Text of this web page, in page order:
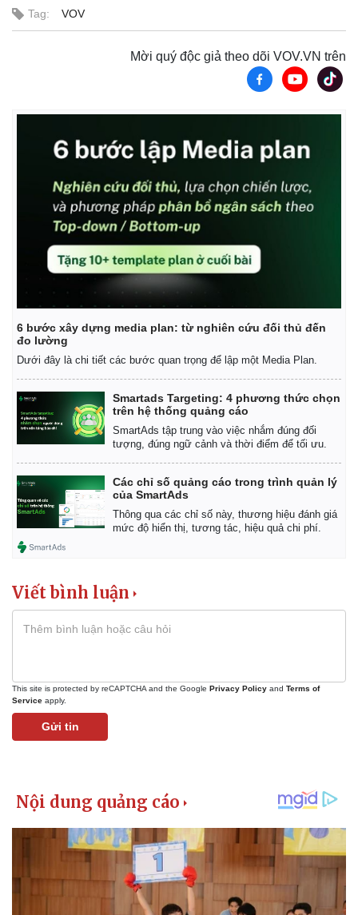
Thể thao
Bóng đá
Lịch thi đấu bóng đá
Ô tô - Xe máy
Tag: VOV
Mời quý độc giả theo dõi VOV.VN trên
6 bước xây dựng media plan: từ nghiên cứu đối thủ đến
đo lường
Dưới đây là chi tiết các bước quan trọng để lập một Media Plan.
Smartads Targeting: 4 phương thức chọn
trên hệ thống quảng cáo
SmartAds tập trung vào việc nhắm đúng đối
tượng, đúng ngữ cảnh và thời điểm để tối ưu.
Các chỉ số quảng cáo trong trình quản lý
của SmartAds
Thông qua các chỉ số này, thương hiệu đánh giá
mức độ hiển thị, tương tác, hiệu quả chi phí.
Viết bình luận
This site is protected by reCAPTCHA and the Google Privacy Policy and Terms of
Service apply.
Gửi tin